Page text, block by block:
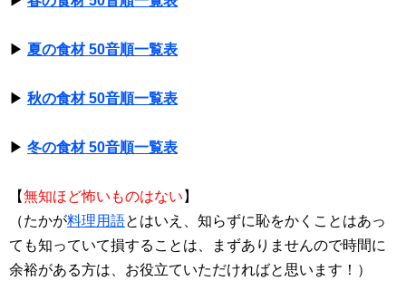
▶ 夏の食材 50音順一覧表
▶ 秋の食材 50音順一覧表
▶ 冬の食材 50音順一覧表
【無知ほど怖いものはない 】
（たかが料理用語とはいえ、知らずに恥をかくことはあっ
ても知っていて損することは、まずありませんので時間に
余裕がある方は、お役立ていただければと思います！）